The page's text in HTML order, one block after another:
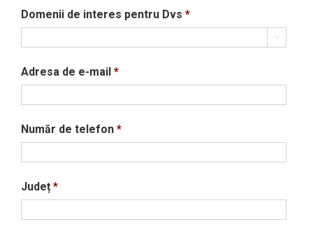
Domenii de interes pentru Dvs *

Adresa de e-mail *
Număr de telefon *
Județ *